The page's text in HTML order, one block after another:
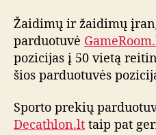
Žaidimų ir žaidimų
parduotuvė
pozicijas į 50 vietą
šios parduotuvės
Sporto prekių
Decathlon.lt taip pat